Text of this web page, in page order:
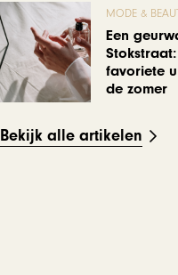
MODE &
Een
favoriete
de zomer
Bekijk alle artikelen